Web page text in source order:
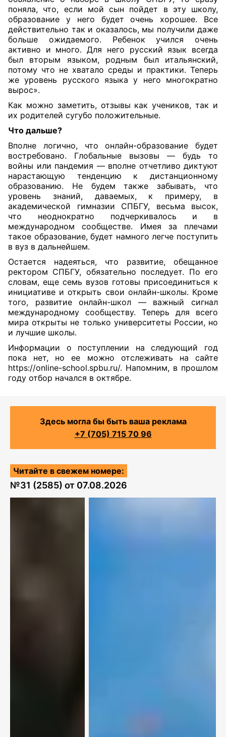
поняла, что, если мой сын пойдет в эту школу,
образование у него будет очень хорошее. Все
действительно так и оказалось, мы получили даже
больше ожидаемого. Ребенок учился очень
активно и много. Для него русский язык всегда
был вторым языком, родным был итальянский,
потому что не хватало среды и практики. Теперь
же уровень русского языка у него многократно
вырос».
Как можно заметить, отзывы как учеников, так и
их родителей сугубо положительные.
Что дальше?
Вполне логично, что онлайн-образование будет
востребовано. Глобальные вызовы — будь то
войны или пандемия — вполне отчетливо диктуют
нарастающую тенденцию к дистанционному
образованию. Не будем также забывать, что
уровень знаний, даваемых, к примеру, в
академической гимназии СПБГУ, весьма высок,
что неоднократно подчеркивалось и в
международном сообществе. Имея за плечами
такое образование, будет намного легче поступить
в вуз в дальнейшем.
Остается надеяться, что развитие, обещанное
ректором СПБГУ, обязательно последует. По его
словам, еще семь вузов готовы присоединиться к
инициативе и открыть свои онлайн-школы. Кроме
того, развитие онлайн-школ — важный сигнал
международному сообществу. Теперь для всего
мира открыты не только университеты России, но
и лучшие школы.
Информации о поступлении на следующий год
пока нет, но ее можно отслеживать на сайте
https://online-school.spbu.ru/. Напомним, в прошлом
году отбор начался в октябре.
Здесь могла бы быть ваша реклама
+7 (705) 715 70 96
Читайте в свежем номере:
№31 (2585) от 07.08.2026